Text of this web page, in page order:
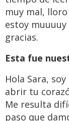
muy mal,
estoy
gracias.
Esta fue
Hola Sara,
abrir tu
Me resulta
paso que